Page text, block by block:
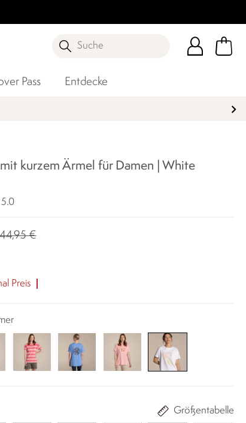
Suche
Pass Entdecke
kurzem Ärmel für Damen | White
44,95 €
Preis
Größentabelle